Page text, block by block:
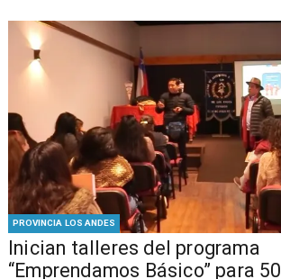
PROVINCIA LOS ANDES
Inician talleres del programa
“Emprendamos Básico” para 50